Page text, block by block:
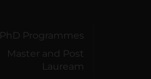
PhD Programmes
Master and Post
Lauream